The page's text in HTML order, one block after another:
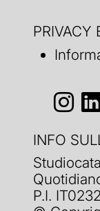
PRIVACY
INFO
P.I.